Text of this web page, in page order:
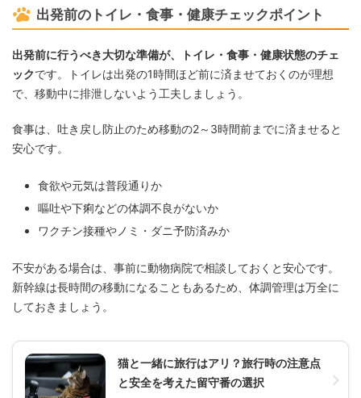
出発前のトイレ・食事・健康チェックポイント
出発前に行うべき大切な準備が、トイレ・食事・健康状態のチェ
ックです。トイレは出発の1時間ほど前に済ませておくのが理想
で、移動中に排泄しないよう工夫しましょう。
食事は、吐き戻し防止のため移動の2～3時間前までに済ませると
安心です。
食欲や元気は普段通りか
嘔吐や下痢などの体調不良がないか
ワクチン接種やノミ・ダニ予防済みか
不安がある場合は、事前に動物病院で相談しておくと安心です。
新幹線は長時間の移動になることもあるため、体調管理は万全に
しておきましょう。
猫と一緒に旅行はアリ？旅行時の注意点
と安全を考えた留守番の選択